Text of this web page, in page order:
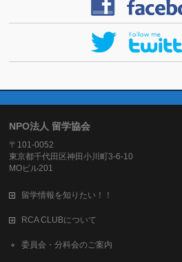
NPO法人 留学協会
〒101-0052
東京都千代田区神田小川町3-6-10
MOビル201
留学情報を知りたい！！
RCA CLUBについて
委員会・分科会のご案内